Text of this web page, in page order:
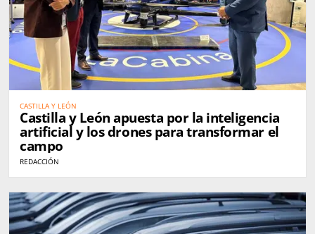
CASTILLA Y LEÓN
Castilla y León apuesta por la inteligencia
artificial y los drones para transformar el
campo
REDACCIÓN